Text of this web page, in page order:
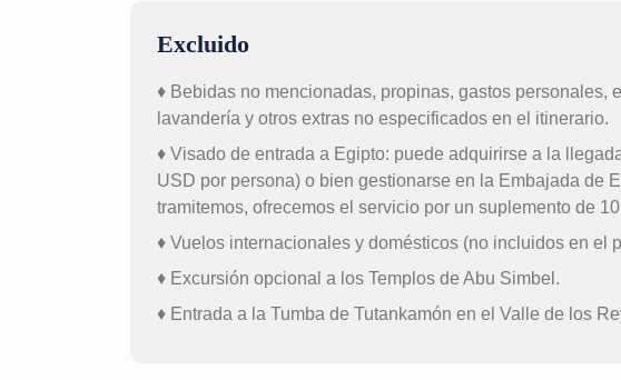
Excluido
♦ Bebidas no mencionadas, propinas, gastos personales,
lavandería y otros extras no especificados en el itinerario.
♦ Visado de entrada a Egipto: puede adquirirse a la
USD por persona) o bien gestionarse en la Embajada de
tramitemos, ofrecemos el servicio por un suplemento de
♦ Vuelos internacionales y domésticos (no incluidos en el
♦ Excursión opcional a los Templos de Abu Simbel.
♦ Entrada a la Tumba de Tutankamón en el Valle de los